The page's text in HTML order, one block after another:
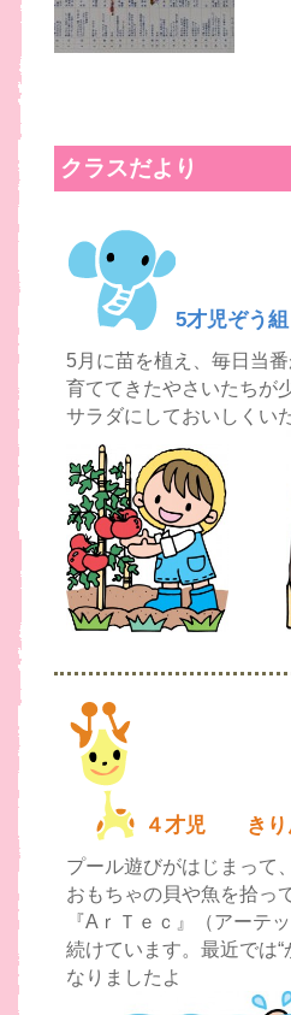
クラスだより
5才児ぞう組
5月に苗を植え、毎日当
育ててきたやさいたちが
サラダにしておいしくい
４才児 きり
プール遊びがはじまって
おもちゃの貝や魚を拾っ
『AｒＴｅｃ』（アーテ
続けています。最近では
なりましたよ